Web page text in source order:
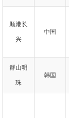
顺港长
兴
中国
群山明
珠
韩国